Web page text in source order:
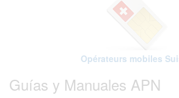
Opérateurs mobiles
Guías y Manuales APN